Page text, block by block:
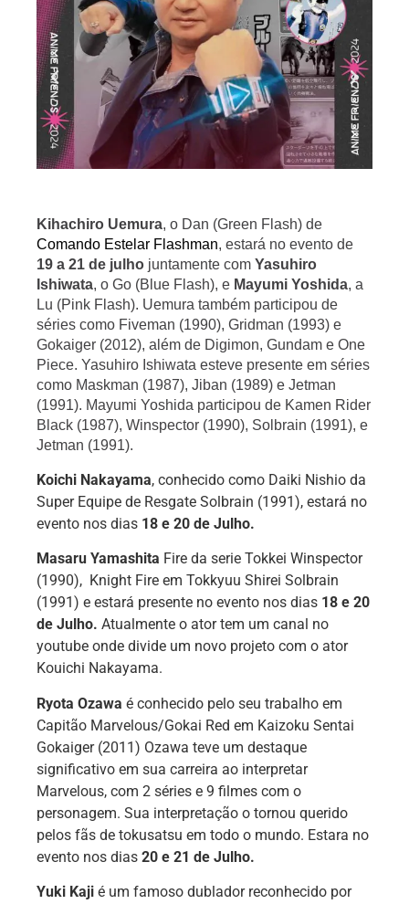
Kihachiro Uemura, o Dan (Green Flash) de
Comando Estelar Flashman, estará no evento de
19 a 21 de julho juntamente com Yasuhiro
Ishiwata, o Go (Blue Flash), e Mayumi Yoshida, a
Lu (Pink Flash). Uemura também participou de
séries como Fiveman (1990), Gridman (1993) e
Gokaiger (2012), além de Digimon, Gundam e One
Piece. Yasuhiro Ishiwata esteve presente em séries
como Maskman (1987), Jiban (1989) e Jetman
(1991). Mayumi Yoshida participou de Kamen Rider
Black (1987), Winspector (1990), Solbrain (1991), e
Jetman (1991).
Koichi Nakayama, conhecido como Daiki Nishio da
Super Equipe de Resgate Solbrain (1991), estará no
evento nos dias 18 e 20 de Julho.
Masaru Yamashita Fire da serie Tokkei Winspector
(1990), Knight Fire em Tokkyuu Shirei Solbrain
(1991) e estará presente no evento nos dias 18 e 20
de Julho. Atualmente o ator tem um canal no
youtube onde divide um novo projeto com o ator
Kouichi Nakayama.
Ryota Ozawa é conhecido pelo seu trabalho em
Capitão Marvelous/Gokai Red em Kaizoku Sentai
Gokaiger (2011) Ozawa teve um destaque
significativo em sua carreira ao interpretar
Marvelous, com 2 séries e 9 filmes com o
personagem. Sua interpretação o tornou querido
pelos fãs de tokusatsu em todo o mundo. Estara no
evento nos dias 20 e 21 de Julho.
Yuki Kaji é um famoso dublador reconhecido por